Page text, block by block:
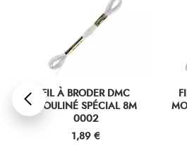
FIL À BRODER DMC
MOULINÉ SPÉCIAL 8M
0002
Prix
1,89 €